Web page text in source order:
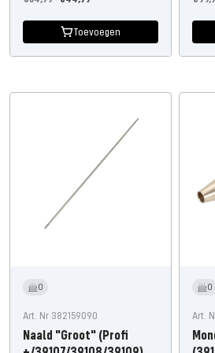
Toevoegen
0
Art. Nr 382159090
Naald "Groot" (Profi
0
Art.